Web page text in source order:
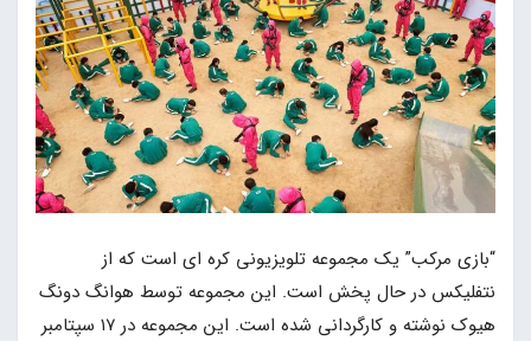
“بازی مرکب” یک مجموعه تلویزیونی کره ای است که از
نتفلیکس در حال پخش است. این مجموعه توسط هوانگ دونگ
هیوک نوشته و کارگردانی شده است. این مجموعه در ۱۷ سپتامبر